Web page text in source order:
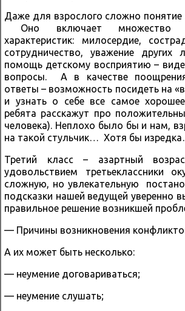
Даже для взрослого сложно понятие
Оно включает множество
характеристик: милосердие,
сотрудничество, уважение
помощь детскому восприятию –
вопросы. А в качестве
ответы – возможность посидеть на
и узнать о себе все самое
ребята расскажут про
человека). Неплохо было бы и нам,
на такой стульчик… Хотя бы
Третий класс – азартный
удовольствием третьеклассники
сложную, но увлекательную
подсказки нашей ведущей уверенно
правильное решение возникшей
— Причины возникновения
А их может быть несколько:
— неумение договариваться;
— неумение слушать;